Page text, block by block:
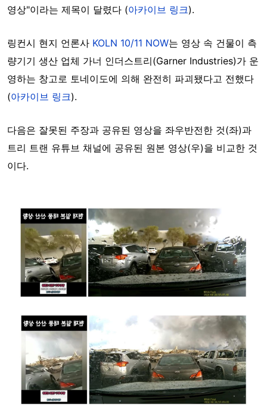
영상"이라는 제목이 달렸다 (아카이브 링크).
링컨시 현지 언론사 KOLN 10/11 NOW는 영상 속 건물이 측
량기기 생산 업체 가너 인더스트리(Garner Industries)가 운
영하는 창고로 토네이도에 의해 완전히 파괴됐다고 전했다
(아카이브 링크).
다음은 잘못된 주장과 공유된 영상을 좌우반전한 것(좌)과
트리 트랜 유튜브 채널에 공유된 원본 영상(우)을 비교한 것
이다.
Image
Image